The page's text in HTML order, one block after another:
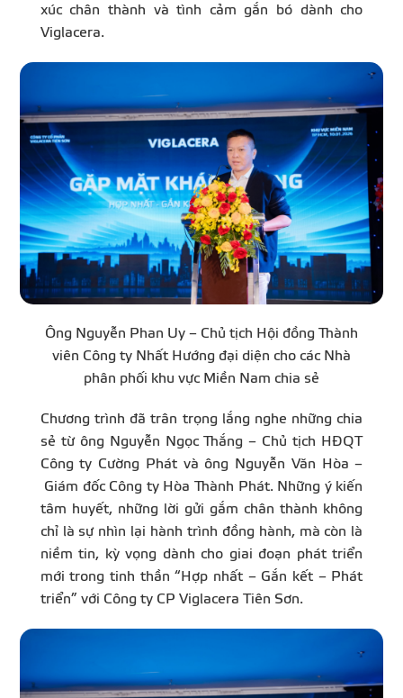
xúc chân thành và tình cảm gắn bó dành cho
Viglacera.
Ông Nguyễn Phan Uy – Chủ tịch Hội đồng Thành
viên Công ty Nhất Hướng đại diện cho các Nhà
phân phối khu vực Miền Nam chia sẻ
Chương trình đã trân trọng lắng nghe những chia
sẻ từ ông Nguyễn Ngọc Thắng – Chủ tịch HĐQT
Công ty Cường Phát và ông Nguyễn Văn Hòa –
Giám đốc Công ty Hòa Thành Phát. Những ý kiến
tâm huyết, những lời gửi gắm chân thành không
chỉ là sự nhìn lại hành trình đồng hành, mà còn là
niềm tin, kỳ vọng dành cho giai đoạn phát triển
mới trong tinh thần “Hợp nhất – Gắn kết – Phát
triển” với Công ty CP Viglacera Tiên Sơn.